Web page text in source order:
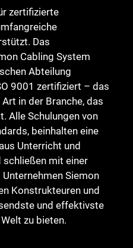
zertifizierte
Das
Cabling System
Abteilung
9001 zertifiziert – das
in der Branche, das
Alle Schulungen von
beinhalten eine
Unterricht und
schließen mit einer
Siemon
Konstrukteuren und
und effektivste
zu bieten.